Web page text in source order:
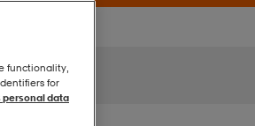
functionality,
for
personal data